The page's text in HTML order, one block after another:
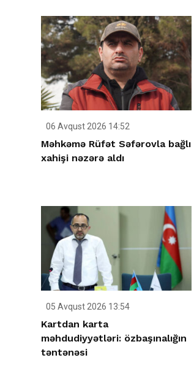
06 Avqust 2026 14:52
Məhkəmə Rüfət Səfərovla bağlı
xahişi nəzərə aldı
05 Avqust 2026 13:54
Kartdan karta
məhdudiyyətləri: özbaşınalığın
təntənəsi